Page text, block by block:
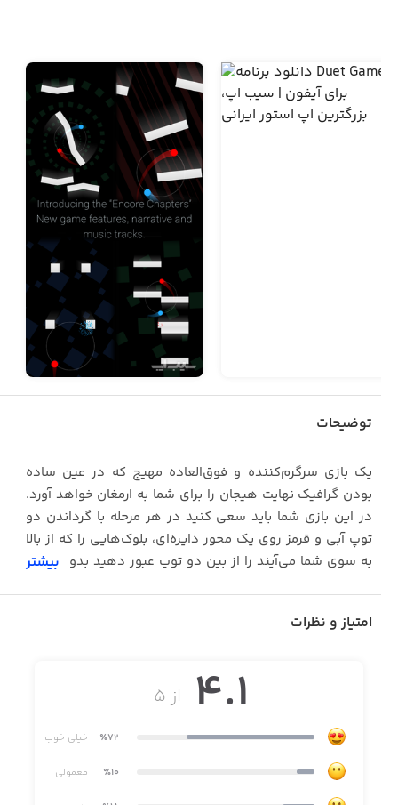
توضیحات
یک بازی سرگرم‌کننده و فوق‌العاده مهیج که در عین ساده
بودن گرافیک نهایت هیجان را برای شما به ارمغان خواهد آورد.
در این بازی شما باید سعی کنید در هر مرحله با گرداندن دو
توپ آبی و قرمز روی یک محور دایره‌ای، بلوک‌هایی را که از بالا
به سوی شما می‌آیند را از بین دو توپ عبور دهید بدون اینکه
بیشتر
امتیاز و نظرات
از ۵ 4.1
٪72 خیلی خوب
٪10 معمولی